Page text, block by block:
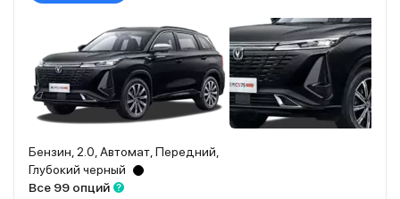
Бензин, 2.0, Автомат, Передний,
Глубокий черный
Все 99 опций